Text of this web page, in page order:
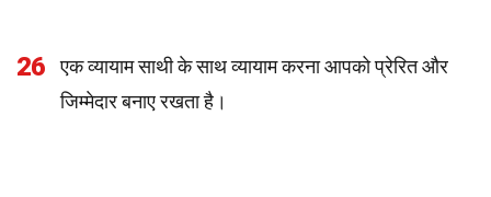
26
एक व्यायाम साथी के साथ व्यायाम करना आपको प्रेरित और
जिम्मेदार बनाए रखता है।